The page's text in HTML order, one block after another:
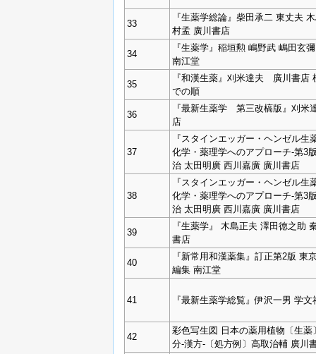
33
『生薬学総論』柴田承二 東丈夫
村孟 廣川書店
34
『生薬学』稲垣勲 嶋野武 嶋田玄
南江堂
35
『和漢生薬』刈米達夫 廣川書店
での順
36
『最新生薬学 第三改槁版』刈米
店
37
『スタインエッガー・ヘンゼル生
化学・薬理学へのアプローチ‐第3
治 太田明廣 西川嘉廣 廣川書店
38
『スタインエッガー・ヘンゼル生
化学・薬理学へのアプローチ‐第3
治 太田明廣 西川嘉廣 廣川書店
39
『生薬学』 木島正夫 澤田徳之助
書店
40
『新常用和漢薬集』訂正第2版 東
編集 南江堂
41 『最新生薬学総覧』伊沢一男 学文
42
彩色写生図 日本の薬用植物〔生薬
分-漢方-〔処方例〕高取治輔 廣川